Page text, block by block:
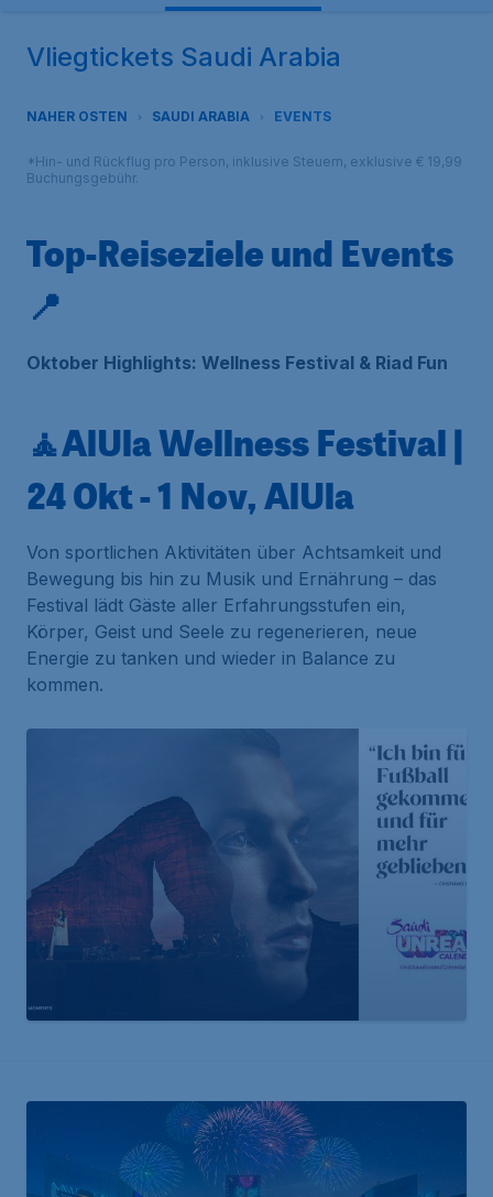
Vliegtickets Saudi Arabia
NAHER OSTEN SAUDI ARABIA EVENTS
*Hin- und Rückflug pro Person, inklusive Steuern, exklusive € 19,99
Buchungsgebühr.
Top-Reiseziele und Events
📍
Oktober Highlights: Wellness Festival & Riad Fun
🧘AlUla Wellness Festival |
24 Okt - 1 Nov, AlUla
Von sportlichen Aktivitäten über Achtsamkeit und
Bewegung bis hin zu Musik und Ernährung – das
Festival lädt Gäste aller Erfahrungsstufen ein,
Körper, Geist und Seele zu regenerieren, neue
Energie zu tanken und wieder in Balance zu
kommen.